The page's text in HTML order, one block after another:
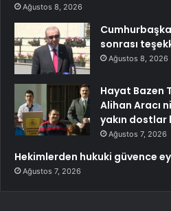
Ağustos 8, 2026
sonrası
Ağustos 8, 2026
Hayat Bazen
Alihan Aracı
yakın dostlar
Ağustos 7, 2026
Hekimlerden hukuki güvence
Ağustos 7, 2026